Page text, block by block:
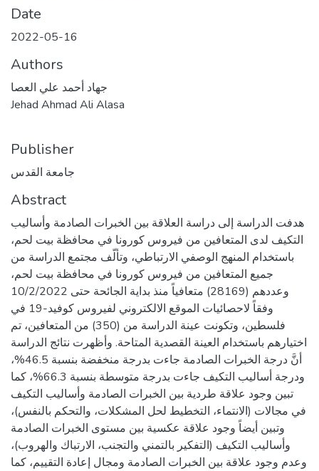
Date
2022-05-16
Authors
جهاد أحمد علي العصا
Jehad Ahmad Ali Alasa
Publisher
جامعة القدس
Abstract
هدفت الدراسة إلى دراسة العلاقة بين الخبرات الصادمة وأساليب
التكيف لدى المتعافين من فيروس كورونا في محافظة بيت لحم،
باستخدام المنهج الوصفي الارتباطي، وتألّف مجتمع الدراسة من
جميع المتعافين من فيروس كورونا في محافظة بيت لحم،
وعددهم (28169) متعافياً منذ بداية الجائحة حتى 10/2/2022
وفقاً لاحصائيات الموقع الالكتروني لفيروس كوفيد-19 في
فلسطين، وتكونت عينة الدراسة من (350) من المتعافين، تم
اختيارهم باستخدام العينة القصدية المتاحة. وأظهرت نتائج الدراسة
أنَّ درجة الخبرات الصادمة جاءت بدرجة منخفضة بنسبة 46.5%،
ودرجة أساليب التكيف جاءت بدرجة متوسطة بنسبة 66.3%، كما
تبين وجود علاقة طردية بين الخبرات الصادمة وأساليب التكيف
في مجالات (الانتماء، التخطيط لحل المشكلات، والتحكم بالنفس)،
وتبين أيضاً وجود علاقة عكسية بين مستوى الخبرات الصادمة
وأساليب التكيف (التفكير بالتمني والتجنب، الارتباك والهروب)،
وعدم وجود علاقة بين الخبرات الصادمة ومجال إعادة التقييم، كما